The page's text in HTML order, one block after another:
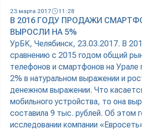
23 марта 2017 11:28
В 2016 ГОДУ ПРОДАЖИ
ВЫРОСЛИ НА 5%
УрБК, Челябинск, 23.03.2017. В
сравнению с 2015 годом общий
телефонов и смартфонов на Урале
2% в натуральном выражении и
денежном выражении. Что
мобильного устройства, то она
составила 9 тыс. рублей. Об этом
исследовании компании